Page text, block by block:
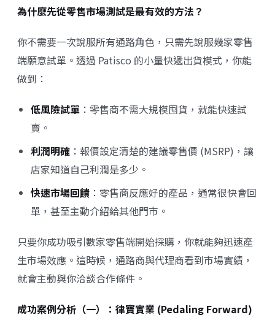
為什麼先從零售市場測試是最有效的方法？
你不需要一次說服所有通路角色，只需先說服幾家零售
端願意試單。透過 Patisco 的小量快遞出貨模式，你能
做到：
低風險試單 ：零售商不需大規模囤貨，就能快速試
賣。
利潤明確 ：報價設定清楚的建議零售價 (MSRP)，讓
店家知道自己利潤是多少。
快速市場回饋 ：零售商反應好的產品，通常很快會回
單，甚至主動介紹給其他門市。
只要你成功吸引數家零售端開始採購，你就能夠迅速產
生市場效應。這時候，通路商與代理商看到市場實績，
就會主動與你洽談合作條件。
成功案例分析（一）：律寶實業 (Pedaling Forward)